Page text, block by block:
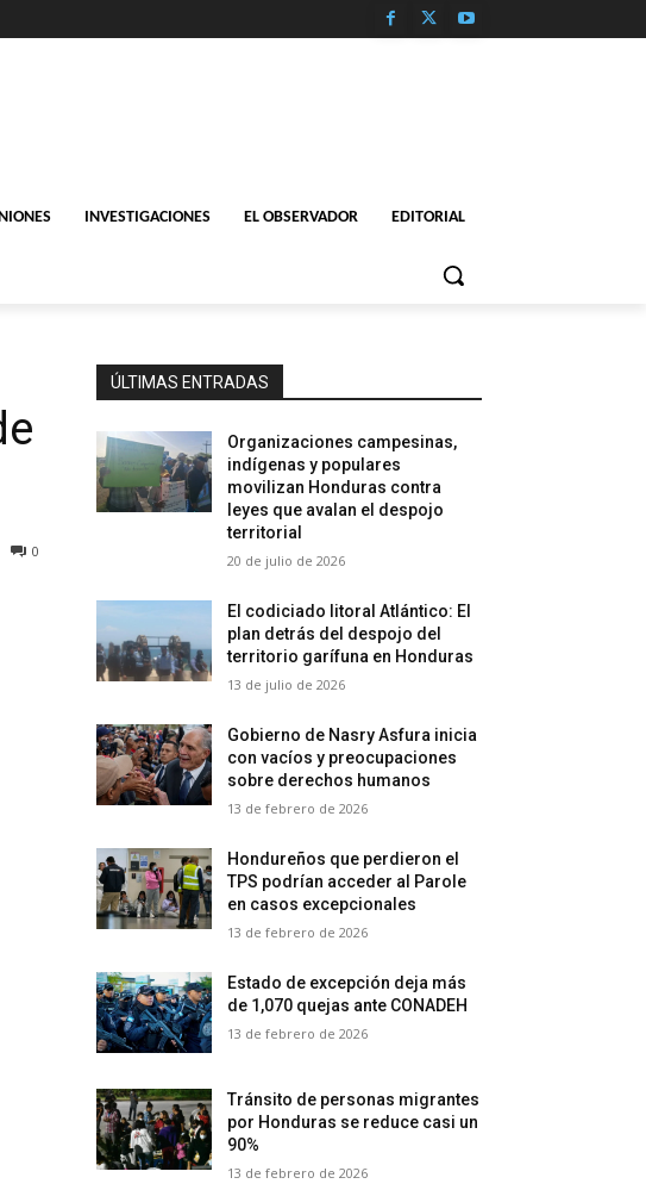
INVESTIGACIONES EL OBSERVADOR EDITORIAL
0
ÚLTIMAS ENTRADAS
Organizaciones campesinas,
indígenas y populares
movilizan Honduras contra
leyes que avalan el despojo
territorial
20 de julio de 2026
El codiciado litoral Atlántico: El
plan detrás del despojo del
territorio garífuna en Honduras
13 de julio de 2026
Gobierno de Nasry Asfura inicia
con vacíos y preocupaciones
sobre derechos humanos
13 de febrero de 2026
Hondureños que perdieron el
TPS podrían acceder al Parole
en casos excepcionales
13 de febrero de 2026
Estado de excepción deja más
de 1,070 quejas ante CONADEH
13 de febrero de 2026
Tránsito de personas migrantes
por Honduras se reduce casi un
90%
13 de febrero de 2026